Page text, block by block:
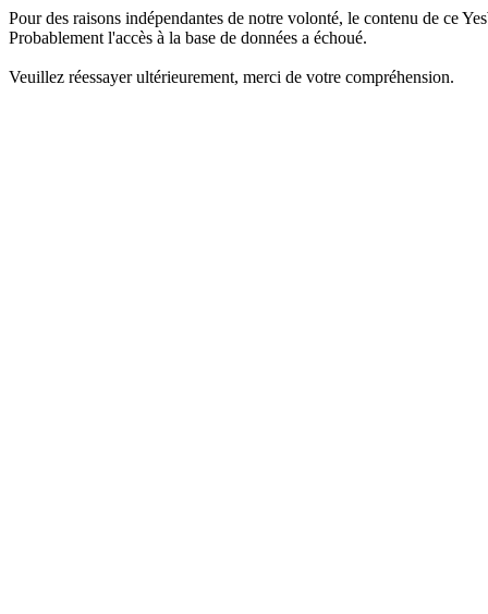
Pour des raisons indépendantes de notre volonté, le contenu de ce
Probablement l'accès à la base de données a échoué.
Veuillez réessayer ultérieurement, merci de votre compréhension.